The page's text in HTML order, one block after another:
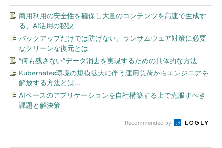
商用利用の安全性を確保し大量のコンテンツを高速で生成す
る、AI活用の秘訣
バックアップだけでは防げない、ランサムウェア対策に必要
なクリーンな復元とは
“何も残さない”データ消去を実現するための具体的な方法
Kubernetes環境の規模拡大に伴う運用負荷からエンジニアを
解放する方法とは...
AIベースのアプリケーションを自社構築する上で克服すべき
課題と解決策
Recommended by